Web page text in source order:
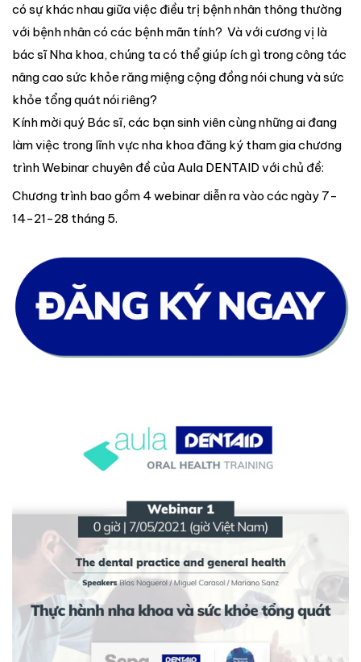
có sự khác nhau giữa việc điều trị bệnh nhân thông thường
với bệnh nhân có các bệnh mãn tính? Và với cương vị là
bác sĩ Nha khoa, chúng ta có thể giúp ích gì trong công tác
nâng cao sức khỏe răng miệng cộng đồng nói chung và sức
khỏe tổng quát nói riêng?
Kính mời quý Bác sĩ, các bạn sinh viên cùng những ai đang
làm việc trong lĩnh vực nha khoa đăng ký tham gia chương
trình Webinar chuyên đề của Aula DENTAID với chủ đề:
Chương trình bao gồm 4 webinar diễn ra vào các ngày 7-
14-21-28 tháng 5.